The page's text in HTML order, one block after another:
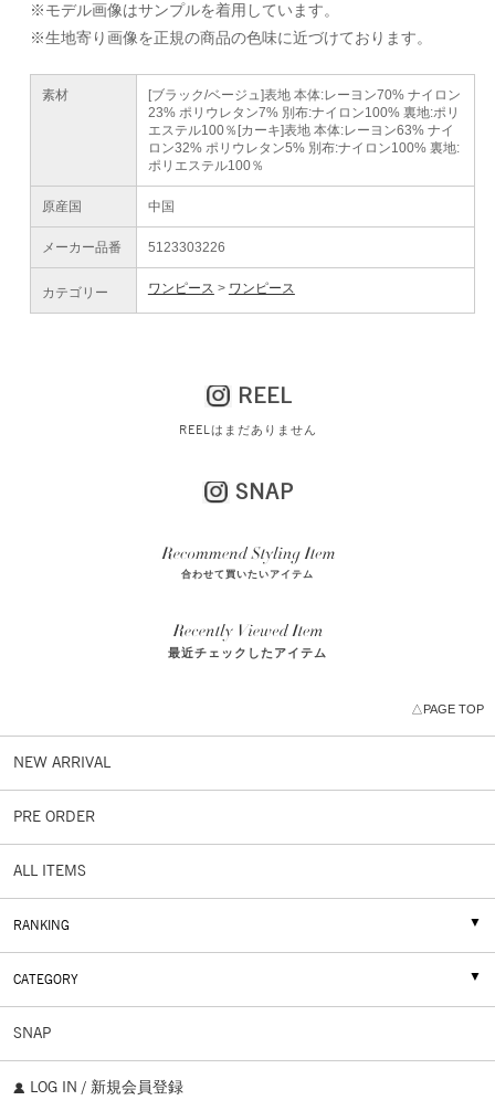
※モデル画像はサンプルを着用しています。
※生地寄り画像を正規の商品の色味に近づけております。
素材
[ブラック/ベージュ]表地 本体:レーヨン70% ナイロン
23% ポリウレタン7% 別布:ナイロン100% 裏地:ポリ
エステル100％[カーキ]表地 本体:レーヨン63% ナイ
ロン32% ポリウレタン5% 別布:ナイロン100% 裏地:
ポリエステル100％
原産国 中国
メーカー品番 5123303226
カテゴリー ワンピース ワンピース
REEL
REELはまだありません
SNAP
合わせて買いたいアイテム
最近チェックしたアイテム
△PAGE TOP
NEW ARRIVAL
PRE ORDER
ALL ITEMS
RANKING
CATEGORY
SNAP
LOG IN / 新規会員登録